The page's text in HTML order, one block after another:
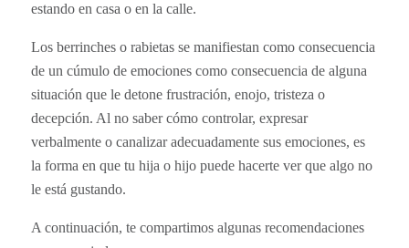
estando en casa o en la calle.
Los berrinches o rabietas se manifiestan como consecuencia
de un cúmulo de emociones como consecuencia de alguna
situación que le detone frustración, enojo, tristeza o
decepción. Al no saber cómo controlar, expresar
verbalmente o canalizar adecuadamente sus emociones, es
la forma en que tu hija o hijo puede hacerte ver que algo no
le está gustando.
A continuación, te compartimos algunas recomendaciones